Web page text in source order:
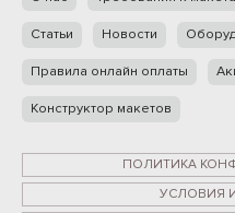
Статьи Новости
Правила онлайн оплаты
Конструктор макетов
ПОЛИТИКА
УСЛОВИЯ